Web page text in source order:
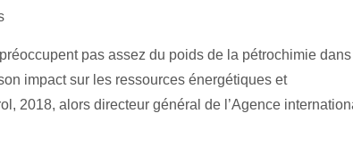
pas assez du poids de la pétrochimie dans
impact sur les ressources énergétiques et
2018, alors directeur général de l’Agence